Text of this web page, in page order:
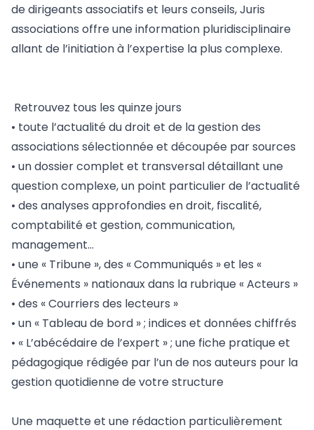
de dirigeants associatifs et leurs conseils, Juris
associations offre une information pluridisciplinaire
allant de l’initiation à l’expertise la plus complexe.
Retrouvez tous les quinze jours
• toute l’actualité du droit et de la gestion des
associations sélectionnée et découpée par sources
• un dossier complet et transversal détaillant une
question complexe, un point particulier de l’actualité
• des analyses approfondies en droit, fiscalité,
comptabilité et gestion, communication,
management…
• une « Tribune », des « Communiqués » et les «
Événements » nationaux dans la rubrique « Acteurs »
• des « Courriers des lecteurs »
• un « Tableau de bord » ; indices et données chiffrés
• « L’abécédaire de l’expert » ; une fiche pratique et
pédagogique rédigée par l’un de nos auteurs pour la
gestion quotidienne de votre structure
Une maquette et une rédaction particulièrement